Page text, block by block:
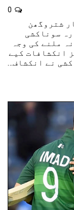
شتروگھن
سوناکشی
ملنے کی وجہ
انکشافات کیے
نے انکشاف…